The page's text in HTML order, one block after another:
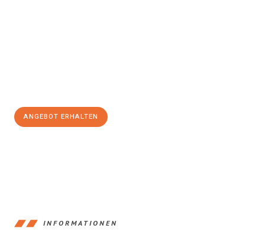
ANGEBOT ERHALTEN
INFORMATIONEN